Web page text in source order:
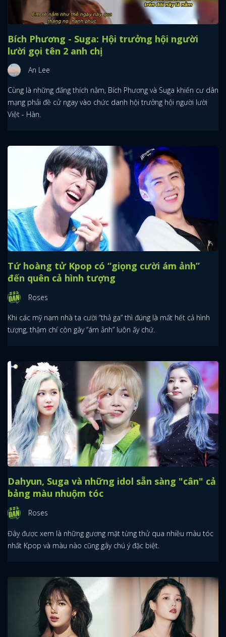
Bích Phương - Suga: Hội trưởng hội người
lười gọi tên 2 anh chị
An Lee
Cùng là những đấng thích nằm, Bích Phương và Suga khiến cư dân
mạng phải đề cử ngay vào chức danh hội trưởng hội người lười
Việt - Hàn.
Tứ hoàng tử Kpop có “giọng cười ám ảnh”
đến quên cả hình tượng
Roses
Khi các mỹ nam nhà ta cười “thả ga” thì đúng là mất hết cả hình
tượng, thậm chí còn gây “ám ảnh” luôn ấy chứ.
Dahyun, Suga và những idol sẵn sàng "cân" cả
bảng màu nhuộm tóc
Roses
Đây được xem là những gương mặt từng thử qua nhiều màu tóc
nhất Kpop và màu nào cũng gây chú ý đặc biệt.